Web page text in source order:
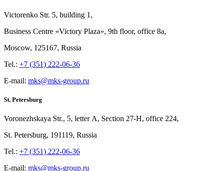
Victorenko Str. 5, building 1,
Business Centre «Victory Plaza», 9th floor, office 8a,
Moscow, 125167, Russia
Tel.: +7 (351) 222-06-36
E-mail: mks@mks-group.ru
St. Petersburg
Voronezhskaya Str., 5, letter A, Section 27-Н, office 224,
St. Petersburg, 191119, Russia
Tel.: +7 (351) 222-06-36
E-mail: mks@mks-group.ru